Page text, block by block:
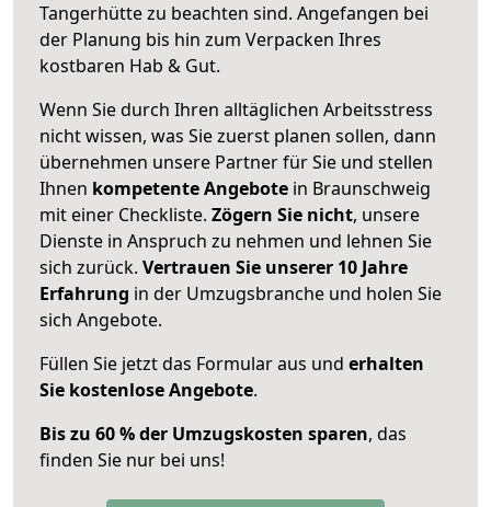
Tangerhütte zu beachten sind. Angefangen bei
der Planung bis hin zum Verpacken Ihres
kostbaren Hab & Gut.
Wenn Sie durch Ihren alltäglichen Arbeitsstress
nicht wissen, was Sie zuerst planen sollen, dann
übernehmen unsere Partner für Sie und stellen
Ihnen kompetente Angebote in Braunschweig
mit einer Checkliste. Zögern Sie nicht, unsere
Dienste in Anspruch zu nehmen und lehnen Sie
sich zurück. Vertrauen Sie unserer 10 Jahre
Erfahrung in der Umzugsbranche und holen Sie
sich Angebote.
Füllen Sie jetzt das Formular aus und erhalten
Sie kostenlose Angebote.
Bis zu 60 % der Umzugskosten sparen, das
finden Sie nur bei uns!